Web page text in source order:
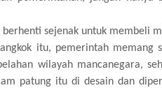
sejenak untuk membeli
itu, pemerintah memang
wilayah mancanegara,
patung itu di desain dan